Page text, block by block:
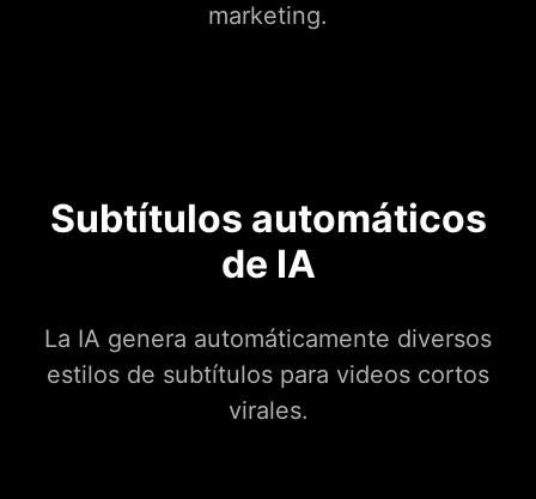
marketing.
Subtítulos automáticos
de IA
La IA genera automáticamente diversos
estilos de subtítulos para videos cortos
virales.